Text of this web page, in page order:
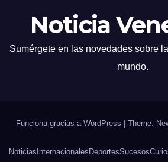
Noticia
Sumérgete en las novedades sobre
mundo.
Funciona gracias a WordPress Theme:
Noticias Internacionales DeportesSucesos